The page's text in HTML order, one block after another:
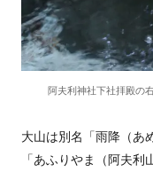
阿夫利神社下社拝殿の
大山は別名「雨降（あ
「あふりやま（阿夫